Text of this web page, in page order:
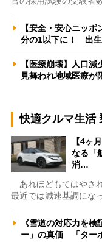
【安全・安心ニッ
分の1以下に！ 出
【医療崩壊】人口
見舞われ地域医療
快適クルマ生活
【4ヶ
なる「
消…
あれほどもてはやさ
最近では減速基調にな
《雪道の対応力を
ー」の真価 「ター